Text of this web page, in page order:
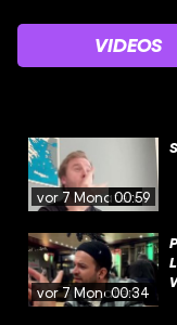
VIDEOS
vor 7 Monaten
00:59
vor 7 Monaten
00:34